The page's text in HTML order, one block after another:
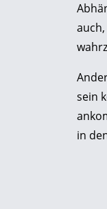
sein
in